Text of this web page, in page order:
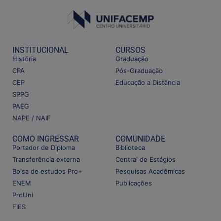
INSTITUCIONAL
História
CPA
CEP
SPPG
PAEG
NAPE / NAIF
CURSOS
Graduação
Pós-Graduação
Educação a Distância
COMO INGRESSAR
Portador de Diploma
Transferência externa
Bolsa de estudos Pro+
ENEM
ProUni
FIES
COMUNIDADE
Biblioteca
Central de Estágios
Pesquisas Acadêmicas
Publicações